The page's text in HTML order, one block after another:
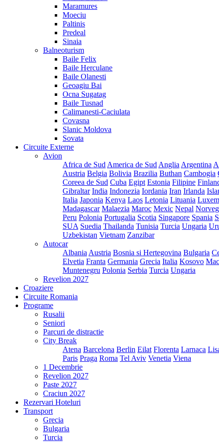
Maramures
Moeciu
Paltinis
Predeal
Sinaia
Balneoturism
Baile Felix
Baile Herculane
Baile Olanesti
Geoagiu Bai
Ocna Sugatag
Baile Tusnad
Calimanesti-Caciulata
Covasna
Slanic Moldova
Sovata
Circuite Externe
Avion
Africa de Sud America de Sud Anglia Argentina
Austria Belgia Bolivia Brazilia Buthan Cambogia
Coreea de Sud Cuba Egipt Estonia Filipine
Gibraltar India Indonezia Iordania Iran Irlanda
Italia Japonia Kenya Laos Letonia Lituania
Madagascar Malaezia Maroc Mexic Nepal
Peru Polonia Portugalia Scotia Singapore Spania
SUA Suedia Thailanda Tunisia Turcia Ungaria
Uzbekistan Vietnam Zanzibar
Autocar
Albania Austria Bosnia si Hertegovina Bulgaria
Elvetia Franta Germania Grecia Italia Kosovo
Muntenegru Polonia Serbia Turcia Ungaria
Revelion 2027
Croaziere
Circuite Romania
Programe
Rusalii
Seniori
Parcuri de distractie
City Break
Atena Barcelona Berlin Eilat Florenta Larnaca
Paris Praga Roma Tel Aviv Venetia Viena
1 Decembrie
Revelion 2027
Paste 2027
Craciun 2027
Rezervari Hoteluri
Transport
Grecia
Bulgaria
Turcia